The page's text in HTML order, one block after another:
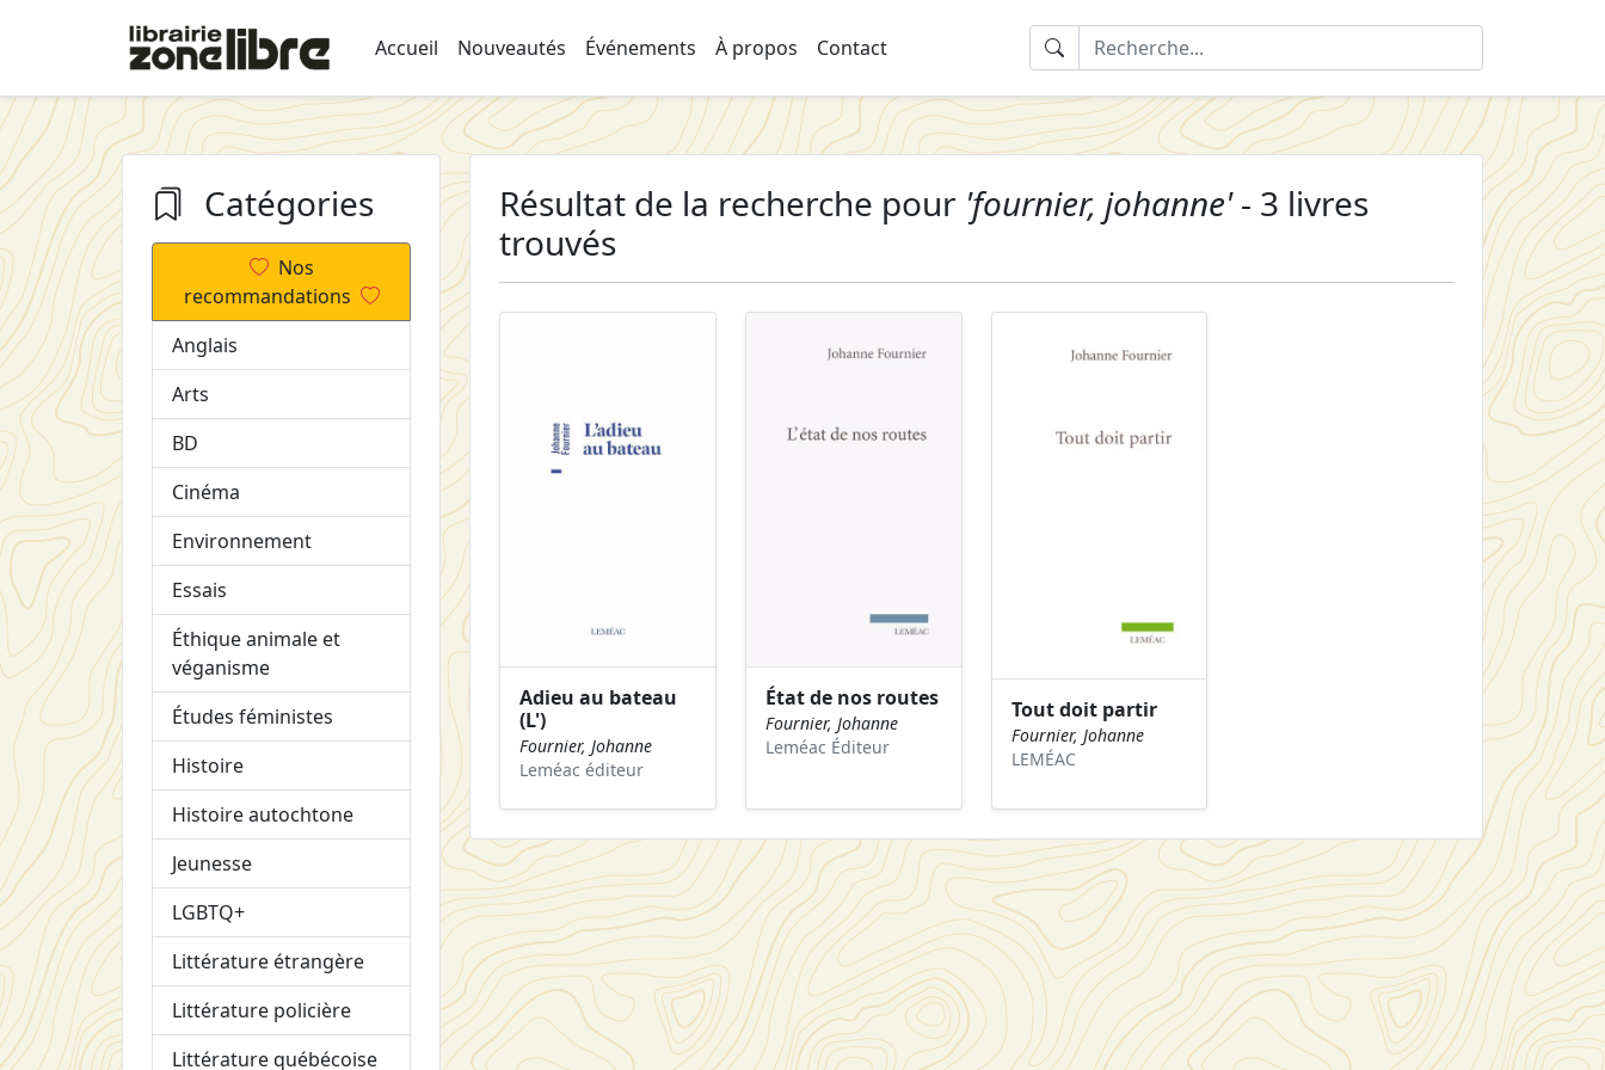
Accueil Nouveautés Événements À propos Contact
Catégories
Nos
recommandations
Anglais
Arts
BD
Cinéma
Environnement
Essais
Éthique animale et
véganisme
Études féministes
Histoire
Histoire autochtone
Jeunesse
LGBTQ+
Littérature étrangère
Littérature policière
Littérature québécoise
Résultat de la recherche pour 'fournier, johanne'- 3 livres
trouvés
Adieu au bateau
(L')
Fournier, Johanne
Leméac éditeur
État de nos routes
Fournier, Johanne
Leméac Éditeur
Tout doit partir
Fournier, Johanne
LEMÉAC